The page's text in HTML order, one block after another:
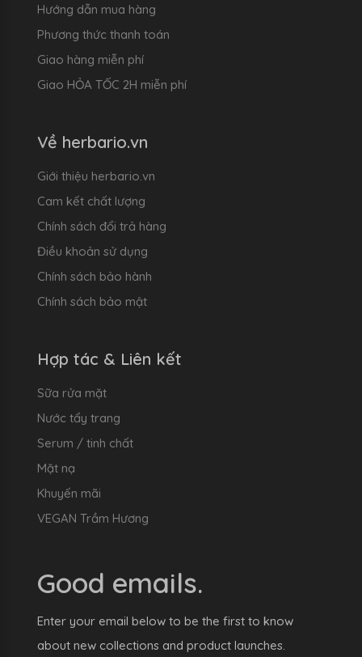
Hướng dẫn mua hàng
Phương thức thanh toán
Giao hàng miễn phí
Giao HỎA TỐC 2H miễn phí
Về herbario.vn
Giới thiệu herbario.vn
Cam kết chất lượng
Chính sách đổi trả hàng
Điều khoản sử dụng
Chính sách bảo hành
Chính sách bảo mật
Hợp tác & Liên kết
Sữa rửa mặt
Nước tẩy trang
Serum / tinh chất
Mặt nạ
Khuyến mãi
VEGAN Trầm Hương
Good emails.
Enter your email below to be the first to know
about new collections and product launches.